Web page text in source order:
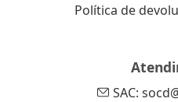
Política de
SAC: